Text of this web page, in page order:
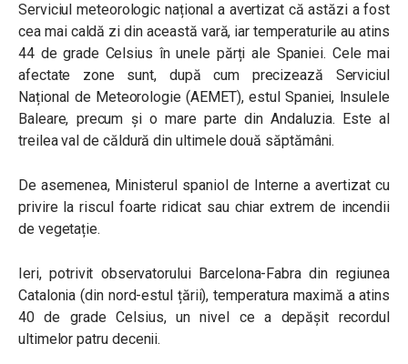
Serviciul meteorologic național a avertizat că astăzi a fost
cea mai caldă zi din această vară, iar temperaturile au atins
44 de grade Celsius în unele părți ale Spaniei. Cele mai
afectate zone sunt, după cum precizează Serviciul
Național de Meteorologie (AEMET), estul Spaniei, Insulele
Baleare, precum și o mare parte din Andaluzia. Este al
treilea val de căldură din ultimele două săptămâni.
De asemenea, Ministerul spaniol de Interne a avertizat cu
privire la riscul foarte ridicat sau chiar extrem de incendii
de vegetație.
Ieri, potrivit observatorului Barcelona-Fabra din regiunea
Catalonia (din nord-estul țării), temperatura maximă a atins
40 de grade Celsius, un nivel ce a depășit recordul
ultimelor patru decenii.